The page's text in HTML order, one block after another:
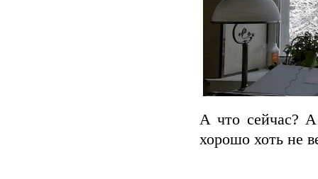
А что сейчас? А
хорошо хоть не